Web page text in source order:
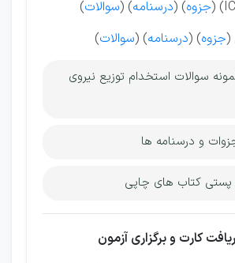
جزوه) (درسنامه) (سوالات)
(جزوه) (درسنامه) (سوالات)
سوالات استخدام توزیع نیروی
و درسنامه ها
کتاب های چاپی
کارت و برگزاری آزمون